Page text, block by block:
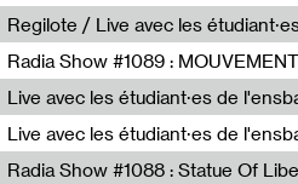
Tomomi Adachi,Loraine Baud
Radio Panik
Live avec les étudiant·es de
Live avec les étudiant·es de